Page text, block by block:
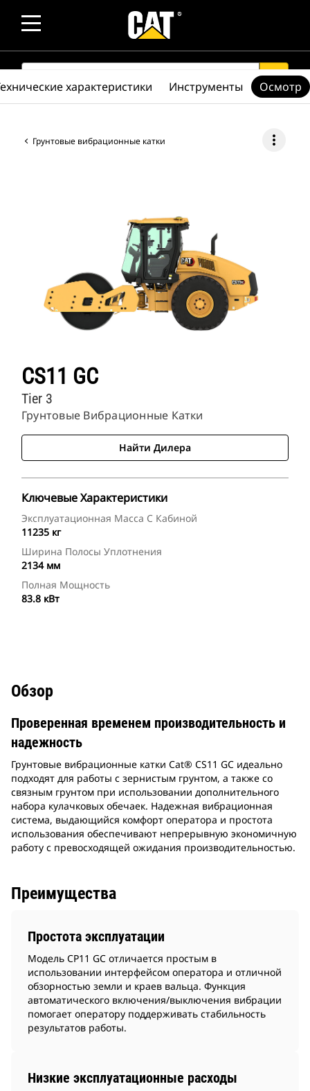
SEARCH search
Грунтовые вибрационные катки more_vert
CS11 GC
Грунтовые Вибрационные Катки
Tier 3
Найти Дилера
Ключевые Характеристики
Эксплуатационная Масса С Кабиной
11235 кг
Ширина Полосы Уплотнения
2134 мм
Полная Мощность
83.8 кВт
характеристики Инструменты Осмотр
Обзор
Проверенная временем производительность и
надежность
Грунтовые вибрационные катки Cat® CS11 GC идеально
подходят для работы с зернистым грунтом, а также со
связным грунтом при использовании дополнительного
набора кулачковых обечаек. Надежная вибрационная
система, выдающийся комфорт оператора и простота
использования обеспечивают непрерывную экономичную
работу с превосходящей ожидания производительностью.
Преимущества
Простота эксплуатации
Модель CP11 GC отличается простым в
использовании интерфейсом оператора и отличной
обзорностью земли и краев вальца. Функция
автоматического включения/выключения вибрации
помогает оператору поддерживать стабильность
результатов работы.
Низкие эксплуатационные расходы